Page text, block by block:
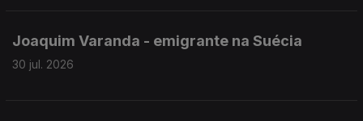
Joaquim Varanda - emigrante na Suécia
30 jul. 2026